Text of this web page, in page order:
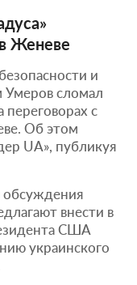
Женеве
и
сломал
переговорах с
Об этом
UA», публикуя
обсуждения
внести в
США
украинского